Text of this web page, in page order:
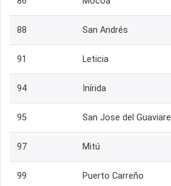
88 San Andrés
91 Leticia
94 Inírida
95 San Jose del Guaviare
97 Mitú
99 Puerto Carreño